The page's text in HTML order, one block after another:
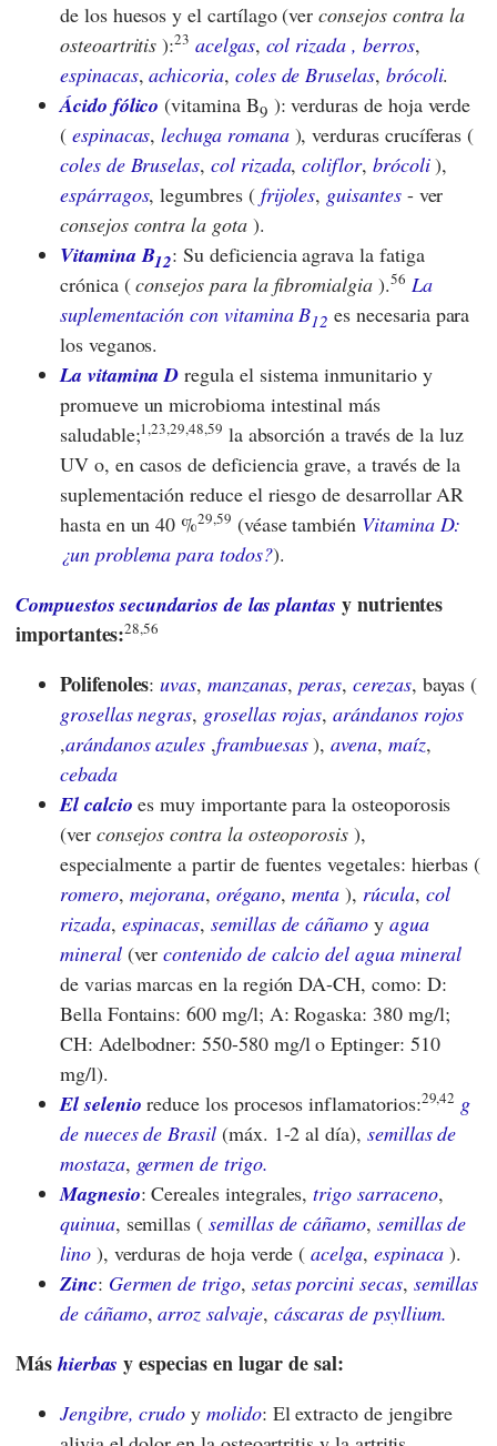
de los huesos y el cartílago (verconsejos contra la
osteoartritis ):23 acelgas, col rizada , berros,
espinacas,achicoria, coles de Bruselas, brócoli.
Ácido fólico (vitamina B9 ): verduras de hoja verde
( espinacas,lechuga romana), verduras crucíferas (
coles de Bruselas, col rizada,coliflor, brócoli),
espárragos, legumbres ( frijoles, guisantes- ver
consejos contra la gota).
Vitamina B12: Su deficiencia agrava la fatiga
crónica (consejos para la fibromialgia).56 La
suplementación con vitamina B12 es necesaria para
los veganos.
La vitamina D regula el sistema inmunitario y
promueve un microbioma intestinal más
saludable;1,23,29,48,59 la absorción a través de la luz
UV o, en casos de deficiencia grave, a través de la
suplementación reduce el riesgo de desarrollar AR
hasta en un 40 %29,59 (véase también Vitamina D:
¿un problema para todos?).
Compuestos secundarios de las plantas y nutrientes
importantes:28,56
Polifenoles:uvas,manzanas, peras,cerezas, bayas (
grosellas negras, grosellas rojas,arándanos rojos
,arándanos azules ,frambuesas),avena, maíz,
cebada
El calcio es muy importante para la osteoporosis
(ver consejos contra la osteoporosis ),
especialmente a partir de fuentes vegetales: hierbas (
romero, mejorana,orégano, menta ), rúcula, col
rizada, espinacas,semillas de cáñamo y agua
mineral(vercontenido de calcio del agua mineral
de varias marcas en la región DA-CH, como: D:
Bella Fontains: 600 mg/l; A: Rogaska: 380 mg/l;
CH: Adelbodner: 550-580 mg/l o Eptinger: 510
mg/l).
El selenio reduce los procesos inflamatorios:29,42 g
de nueces de Brasil(máx. 1-2 al día), semillas de
mostaza, germen de trigo.
Magnesio: Cereales integrales,trigo sarraceno,
quinua, semillas ( semillas de cáñamo, semillas de
lino), verduras de hoja verde (acelga, espinaca ).
Zinc: Germen de trigo, setas porcini secas, semillas
de cáñamo,arroz salvaje, cáscaras de psyllium.
Más hierbas y especias en lugar de sal:
Jengibre, crudo ymolido: El extracto de jengibre